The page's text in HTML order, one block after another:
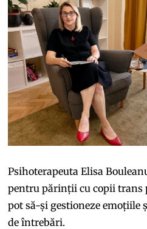
Psihoterapeuta Elisa
pentru părinții cu copii trans
pot să-și gestioneze emoțiile
de întrebări.